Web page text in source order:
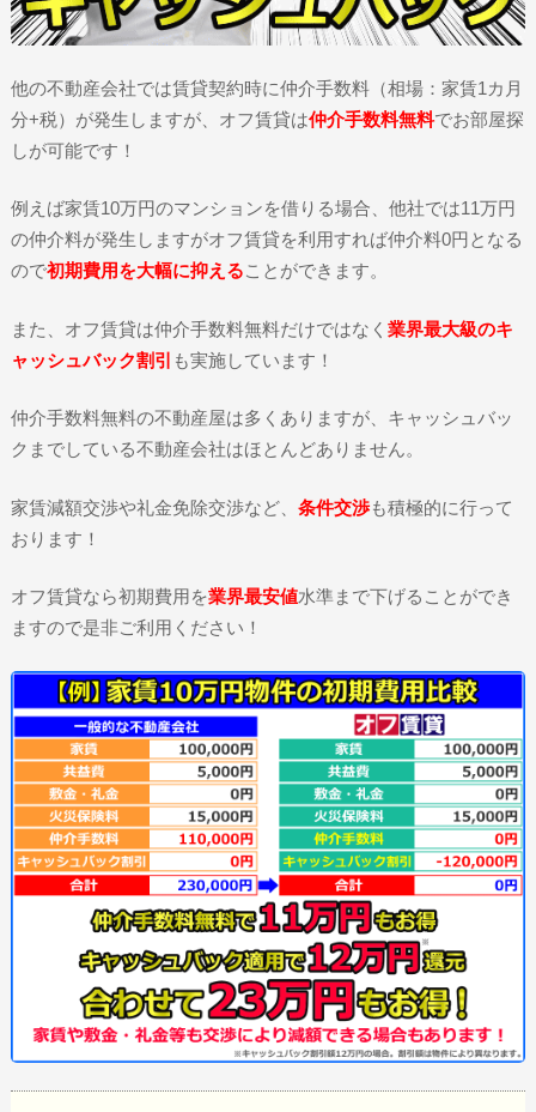
他の不動産会社では賃貸契約時に仲介手数料（相場：家賃1カ月
分+税）が発生しますが、オフ賃貸は仲介手数料無料でお部屋探
しが可能です！
例えば家賃10万円のマンションを借りる場合、他社では11万円
の仲介料が発生しますがオフ賃貸を利用すれば仲介料0円となる
ので初期費用を大幅に抑えることができます。
また、オフ賃貸は仲介手数料無料だけではなく 業界最大級のキ
ャッシュバック割引 も実施しています！
仲介手数料無料の不動産屋は多くありますが、キャッシュバッ
クまでしている不動産会社はほとんどありません。
家賃減額交渉や礼金免除交渉など、 条件交渉も積極的に行って
おります！
オフ賃貸なら初期費用を業界最安値水準まで下げることができ
ますので是非ご利用ください！